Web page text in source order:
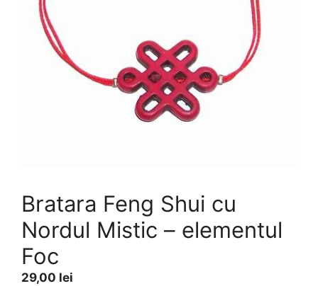
Bratara Feng Shui cu
Nordul Mistic – elementul
Foc
29,00 lei